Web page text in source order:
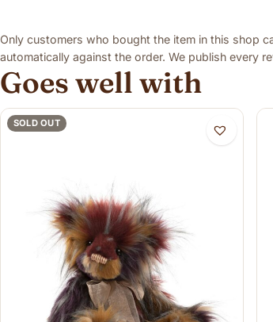
Only customers who bought the item in this shop
automatically against the order. We publish every
Goes well with
SOLD OUT